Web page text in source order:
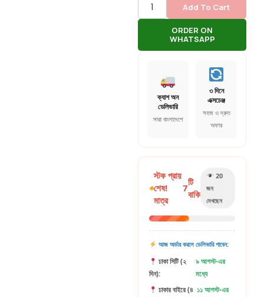
Add To Cart
ORDER ON
WHATSAPP
ক্যাশ অন
ডেলিভারি
সারা বাংলাদেশে
৩ দিনে
এক্সচেঞ্জ
সহজ ও দ্রুত
অফার
স্টক প্রায়
শেষ!
মাত্র
7
টি
বাকি
20
জন
দেখছেন
আজ অর্ডার করলে ডেলিভারি পাবেন:
ঢাকা সিটি (২
দিন):
৯ আগস্ট-এর
মধ্যে
ঢাকার বাইরে (৪ ১১ আগস্ট-এর